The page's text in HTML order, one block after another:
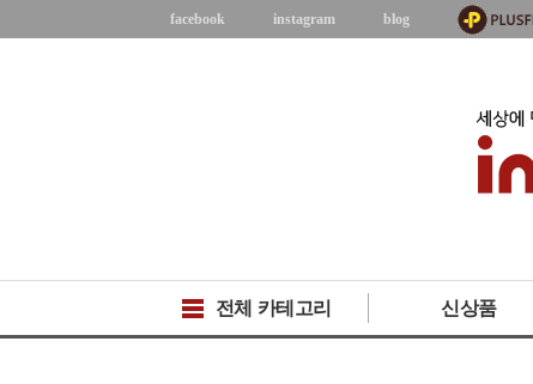
facebook instagram blog
전체 카테고리 신상품